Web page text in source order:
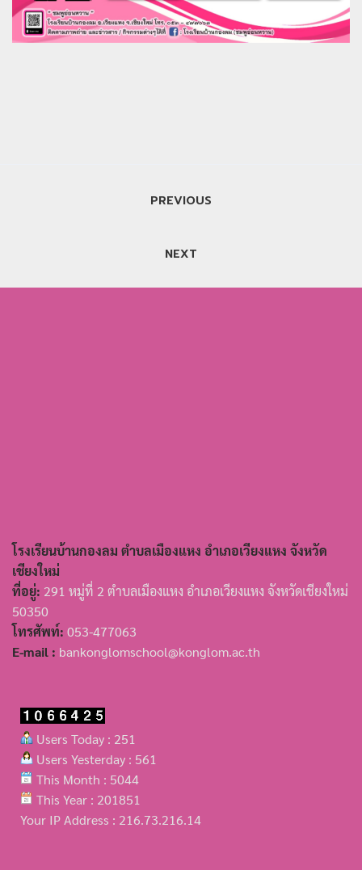
PREVIOUS
NEXT
โรงเรียนบ้านกองลม ตำบลเมืองแหง อำเภอเวียงแหง จังหวัด
เชียงใหม่
ที่อยู่: 291 หมู่ที่ 2 ตำบลเมืองแหง อำเภอเวียงแหง จังหวัดเชียงใหม่
50350
โทรศัพท์: 053-477063
E-mail : bankonglomschool@konglom.ac.th
Users Today : 251
Users Yesterday : 561
This Month : 5044
This Year : 201851
Your IP Address : 216.73.216.14